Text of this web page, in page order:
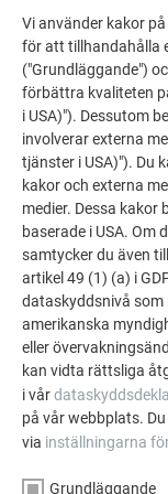
Vi använder kakor
för att tillhandahålla
("Grundläggande")
förbättra kvaliteten
i USA)"). Dessutom
involverar externa
tjänster i USA)"). Du
kakor och externa
medier. Dessa
baserade i USA. Om
samtycker du även
artikel 49 (1) (a) i
dataskyddsnivå som
amerikanska
eller
kan vidta rättsliga
i vår
på vår webbplats.
via inställningarna
Grundläggande